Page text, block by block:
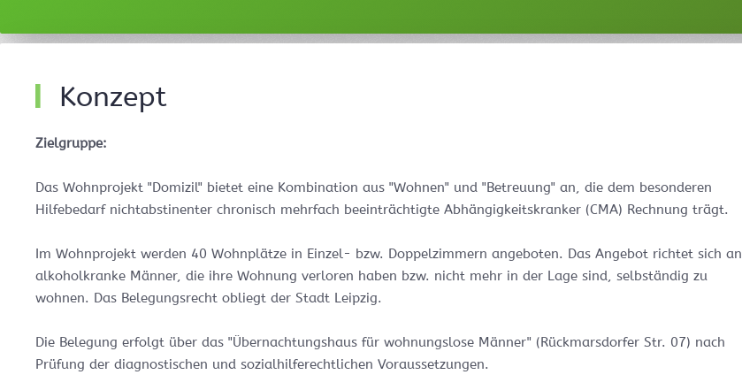
Konzept
Zielgruppe:
Das Wohnprojekt "Domizil" bietet eine Kombination aus "Wohnen" und "Betreuung" an, die dem besonderen
Hilfebedarf nichtabstinenter chronisch mehrfach beeinträchtigte Abhängigkeitskranker (CMA) Rechnung trägt.
Im Wohnprojekt werden 40 Wohnplätze in Einzel- bzw. Doppelzimmern angeboten. Das Angebot richtet sich an
alkoholkranke Männer, die ihre Wohnung verloren haben bzw. nicht mehr in der Lage sind, selbständig zu
wohnen. Das Belegungsrecht obliegt der Stadt Leipzig.
Die Belegung erfolgt über das "Übernachtungshaus für wohnungslose Männer" (Rückmarsdorfer Str. 07) nach
Prüfung der diagnostischen und sozialhilferechtlichen Voraussetzungen.